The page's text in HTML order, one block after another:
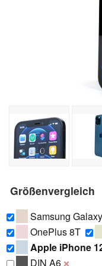
Größenvergleich
Samsung
OnePlus 8T
Apple iPhone
DIN A6 ❌